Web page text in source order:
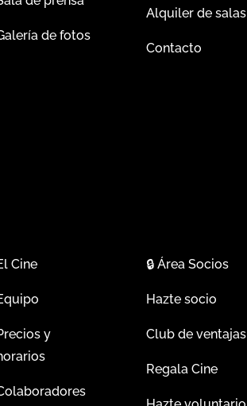
de fotos
Alquiler de salas
Contacto
Cine
y
🔒Área Socios
Hazte socio
Club de ventajas
Regala Cine